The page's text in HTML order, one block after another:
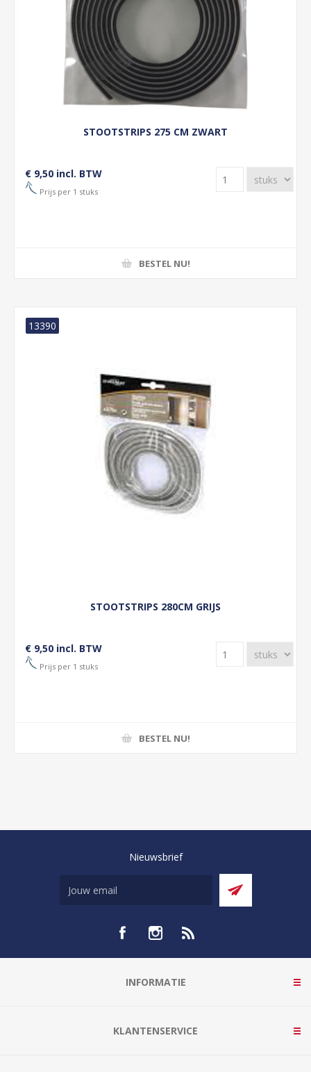
STOOTSTRIPS 275 CM ZWART
€ 9,50 incl. BTW
Prijs per 1 stuks
BESTEL NU!
STOOTSTRIPS 280CM GRIJS
13390
€ 9,50 incl. BTW
Prijs per 1 stuks
BESTEL NU!
Nieuwsbrief
INFORMATIE
KLANTENSERVICE